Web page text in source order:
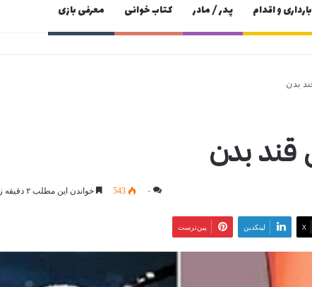
بارداری و اقدام پدر / مادر کتاب خوانی معرفی بازی
۰ 543 خواندن این مطلب ۲ دقیقه زمان میبرد
X لینکدین ‫پین‌ترست